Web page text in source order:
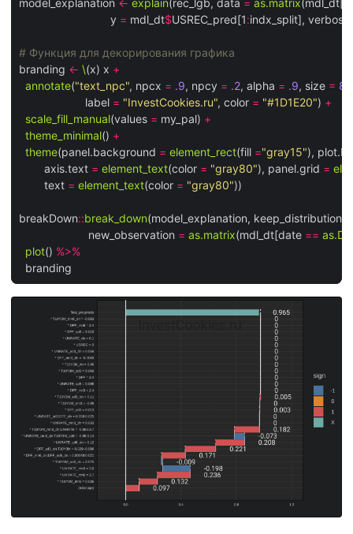
                             y
= mdl_dt$USREC_pred[1:indx_split], verbose
# Функция для декорирования графика
branding <- \(x) x +
annotate("text_npc", npcx = .9, npcy = .2, alpha = .9, size = 8
                     label
= "InvestCookies.ru", color = "#1D1E20") +
scale_fill_manual(values = my_pal) +
theme_minimal() +
theme(panel.background = element_rect(fill ="gray15"),
        axis.text
= element_text(color = "gray80"), panel.grid =
        text
= element_text(color = "gray80"))
breakDown::break_down(model_explanation, keep_distributions
                      new_observation
= as.matrix(mdl_dt[date ==
plot() %>%